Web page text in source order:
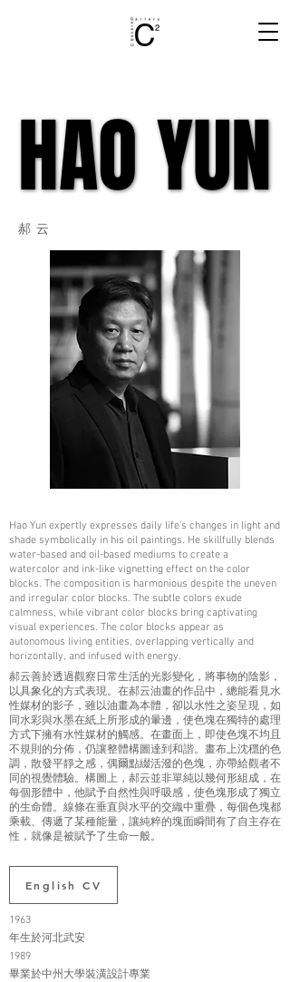
HAO YUN
HAO YUN
郝云
Hao Yun expertly expresses daily life's changes in light and
shade symbolically in his oil paintings. He skillfully blends
water-based and oil-based mediums to create a
watercolor and ink-like vignetting effect on the color
blocks. The composition is harmonious despite the uneven
and irregular color blocks. The subtle colors exude
calmness, while vibrant color blocks bring captivating
visual experiences. The color blocks appear as
autonomous living entities, overlapping vertically and
horizontally, and infused with energy.
郝云善於透過觀察日常生活的光影變化，將事物的陰影，
以具象化的方式表現。在郝云油畫的作品中，總能看見水
性媒材的影子，雖以油畫為本體，卻以水性之姿呈現，如
同水彩與水墨在紙上所形成的暈邊，使色塊在獨特的處理
方式下擁有水性媒材的觸感。在畫面上，即使色塊不均且
不規則的分佈，仍讓整體構圖達到和諧。畫布上沈穩的色
調，散發平靜之感，偶爾點綴活潑的色塊，亦帶給觀者不
同的視覺體驗。構圖上，郝云並非單純以幾何形組成，在
每個形體中，他賦予自然性與呼吸感，使色塊形成了獨立
的生命體。線條在垂直與水平的交織中重疊，每個色塊都
乘載、傳遞了某種能量，讓純粹的塊面瞬間有了自主存在
性，就像是被賦予了生命一般。
English CV
1963
年生於河北武安
1989
畢業於中州大學裝潢設計專業